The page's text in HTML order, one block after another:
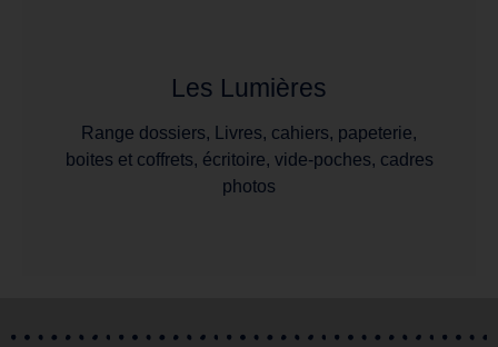
Les Lumières
Range dossiers, Livres, cahiers, papeterie,
boites et coffrets, écritoire, vide-poches, cadres
photos